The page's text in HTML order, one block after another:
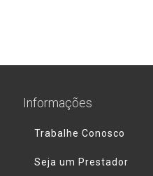
Informações
Trabalhe Conosco
Seja um Prestador